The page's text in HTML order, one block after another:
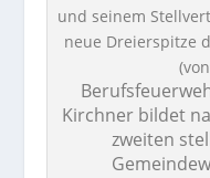
Kirchner bildet
zweiten